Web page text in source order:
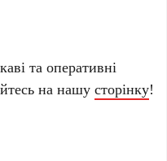
та оперативні
на нашусторінку!